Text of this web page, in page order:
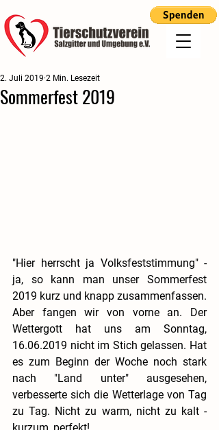
Sommerfest 2019
2. Juli 2019 2 Min. Lesezeit
"Hier herrscht ja Volksfeststimmung" -
ja, so kann man unser Sommerfest
2019 kurz und knapp zusammenfassen.
Aber fangen wir von vorne an. Der
Wettergott hat uns am Sonntag,
16.06.2019 nicht im Stich gelassen. Hat
es zum Beginn der Woche noch stark
nach "Land unter" ausgesehen,
verbesserte sich die Wetterlage von Tag
zu Tag. Nicht zu warm, nicht zu kalt -